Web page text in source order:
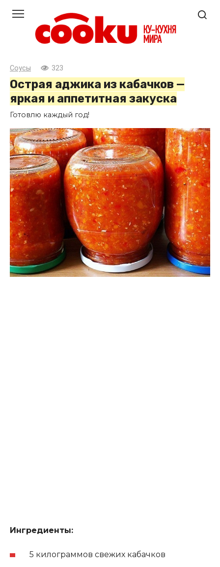
контенту
Соусы 323
Острая аджика из кабачков —
яркая и аппетитная закуска
Готовлю каждый год!
Ингредиенты:
5 килограммов свежих кабачков